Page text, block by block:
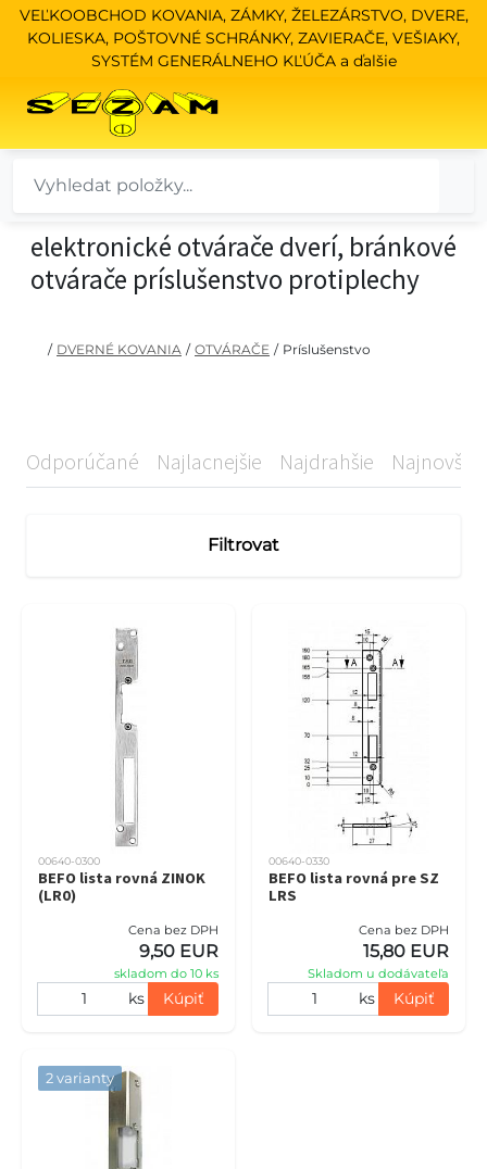
VEĽKOOBCHOD KOVANIA, ZÁMKY, ŽELEZÁRSTVO, DVERE,
KOLIESKA, POŠTOVNÉ SCHRÁNKY, ZAVIERAČE, VEŠIAKY,
SYSTÉM GENERÁLNEHO KĽÚČA a ďalšie
elektronické otvárače dverí, bránkové
otvárače príslušenstvo protiplechy
/ DVERNÉ KOVANIA / OTVÁRAČE / Príslušenstvo
Odporúčané Najlacnejšie Najdrahšie Najnovšie
Filtrovat
00640-0300
BEFO lista rovná ZINOK
(LR0)
Cena bez DPH
9,50 EUR
skladom do 10 ks
ks Kúpiť
00640-0330
BEFO lista rovná pre SZ
LRS
Cena bez DPH
15,80 EUR
Skladom u dodávateľa
ks Kúpiť
2 varianty